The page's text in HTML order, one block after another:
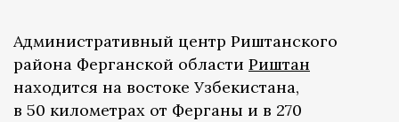
Административный центр Риштанского
района Ферганской области Риштан
находится на востоке Узбекистана,
в 50 километрах от Ферганы и в 270